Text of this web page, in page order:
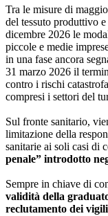
Tra le misure di
del tessuto produttivo
dicembre 2026 le
piccole e medie
in una fase ancora
31 marzo 2026 il
contro i rischi
compresi i settori del
Sul fronte sanitario,
limitazione della
sanitarie ai soli casi di
penale” introdotto
Sempre in chiave di
validità della
reclutamento dei